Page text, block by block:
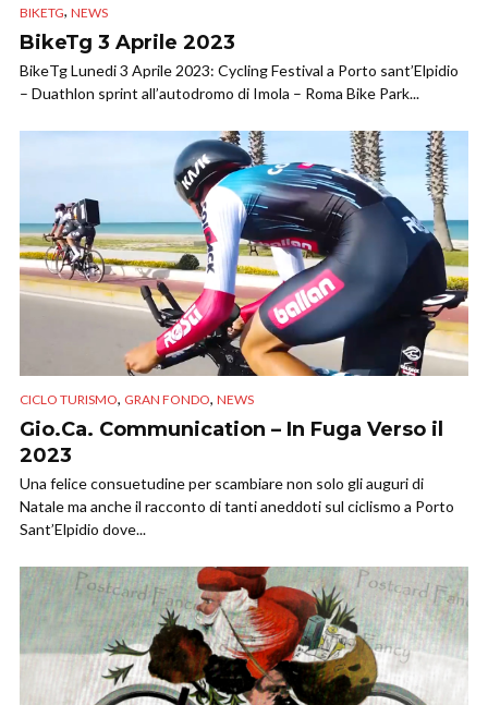
BIKETG, NEWS
BikeTg 3 Aprile 2023
BikeTg Lunedi 3 Aprile 2023: Cycling Festival a Porto sant’Elpidio
– Duathlon sprint all’autodromo di Imola – Roma Bike Park...
CICLO TURISMO, GRAN FONDO, NEWS
Gio.Ca. Communication – In Fuga Verso il
2023
Una felice consuetudine per scambiare non solo gli auguri di
Natale ma anche il racconto di tanti aneddoti sul ciclismo a Porto
Sant’Elpidio dove...